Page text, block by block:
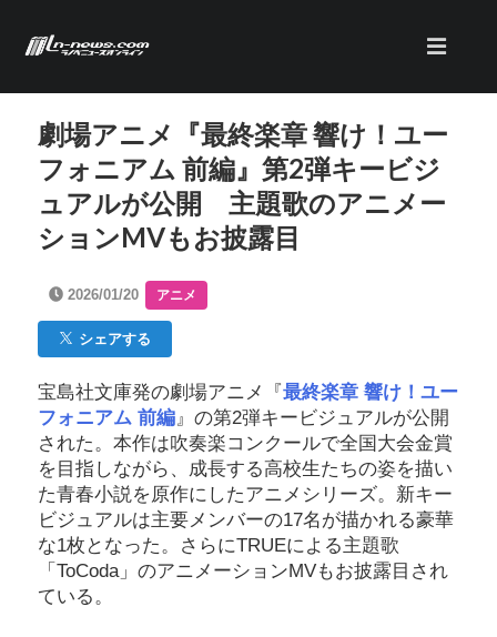
劇場アニメ『最終楽章 響け！ユー
フォニアム 前編』第2弾キービジ
ュアルが公開 主題歌のアニメー
ションMVもお披露目
2026/01/20 アニメ
シェアする
宝島社文庫発の劇場アニメ『 最終楽章 響け！ユー
フォニアム 前編』の第2弾キービジュアルが公開
された。本作は吹奏楽コンクールで全国大会金賞
を目指しながら、成長する高校生たちの姿を描い
た青春小説を原作にしたアニメシリーズ。新キー
ビジュアルは主要メンバーの17名が描かれる豪華
な1枚となった。さらにTRUEによる主題歌
「ToCoda」のアニメーションMVもお披露目され
ている。